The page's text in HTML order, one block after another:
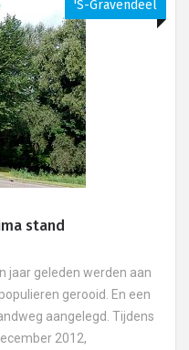
's-Gravendeel
stand
jaar geleden werden aan
gerooid. En een
aangelegd. Tijdens
2012,